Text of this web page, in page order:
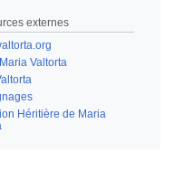
externes
Valtorta
Héritière de Maria